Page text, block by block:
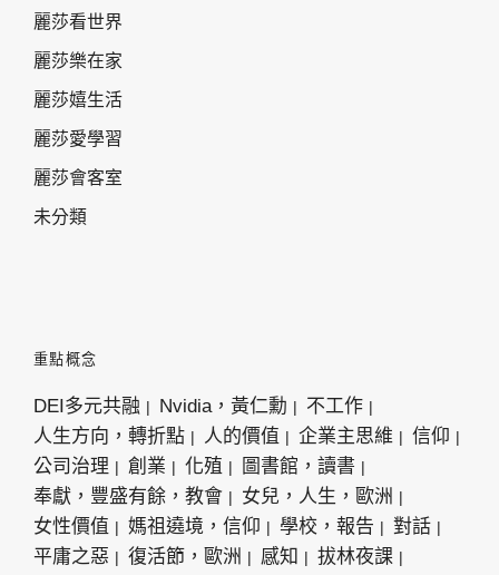
麗莎看世界
麗莎樂在家
麗莎嬉生活
麗莎愛學習
麗莎會客室
未分類
重點概念
DEI多元共融 Nvidia，黃仁勳
不工作
人生方向，轉折點
人的價值 企業主思維
信仰
公司治理
創業 化殖
圖書館，讀書
奉獻，豐盛有餘，教會
女兒，人生，歐洲
女性價值
媽祖遶境，信仰 學校，報告
對話
平庸之惡
復活節，歐洲 感知
拔林夜課